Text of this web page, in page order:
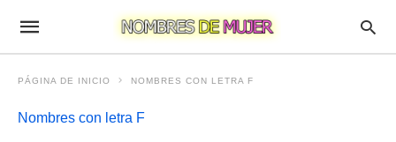
PÁGINA DE INICIO NOMBRES CON LETRA F
Nombres con letra F